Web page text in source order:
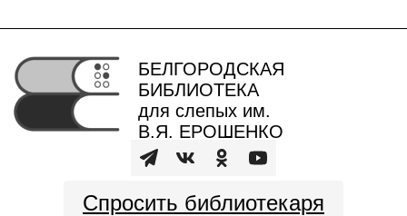
БЕЛГОРОДСКАЯ
БИБЛИОТЕКА
для слепых им.
В.Я. ЕРОШЕНКО
Спросить библиотекаря